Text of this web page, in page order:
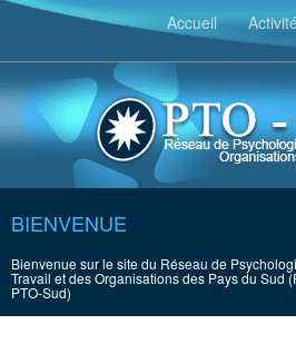
Accueil
BIENVENUE
Bienvenue sur le site du Réseau de
Travail et des Organisations des Pays du Sud
PTO-Sud)